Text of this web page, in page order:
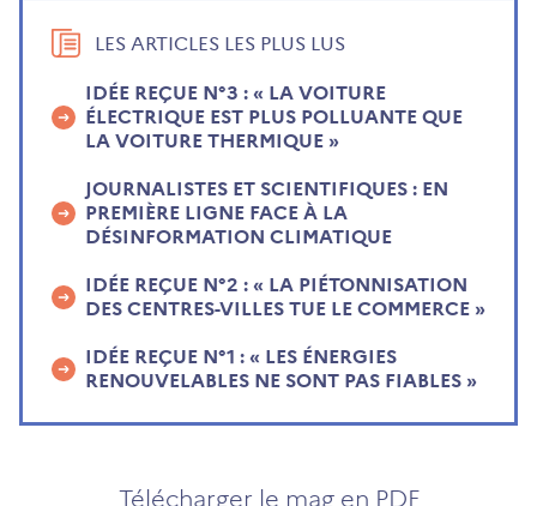
LES ARTICLES LES PLUS LUS
IDÉE REÇUE N°3 : « LA VOITURE
ÉLECTRIQUE EST PLUS POLLUANTE QUE
LA VOITURE THERMIQUE »
JOURNALISTES ET SCIENTIFIQUES : EN
PREMIÈRE LIGNE FACE À LA
DÉSINFORMATION CLIMATIQUE
IDÉE REÇUE N°2 : « LA PIÉTONNISATION
DES CENTRES-VILLES TUE LE COMMERCE »
IDÉE REÇUE N°1 : « LES ÉNERGIES
RENOUVELABLES NE SONT PAS FIABLES »
Télécharger le mag en PDF